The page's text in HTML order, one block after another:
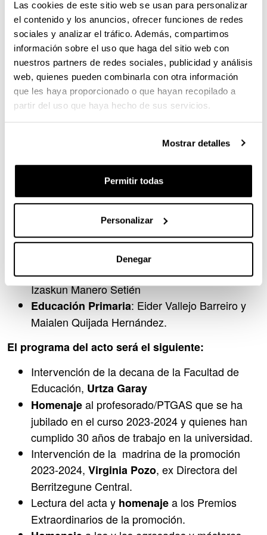
Las cookies de este sitio web se usan para personalizar
el contenido y los anuncios, ofrecer funciones de redes
sociales y analizar el tráfico. Además, compartimos
información sobre el uso que haga del sitio web con
nuestros partners de redes sociales, publicidad y análisis
web, quienes pueden combinarla con otra información
que les haya proporcionado o que hayan recopilado a
partir del uso que haya hecho de sus servicios.
Mostrar detalles
Permitir todas
Personalizar
Denegar
educación.
Se han graduado un total de 428 personas.
En elGrado de Educación social, 102;
En elGrado de Educación Infantil, 143;
En elGrado de Educación Primaria, 183.
ElMáster Universitario en Psicodidáctica
han concluido 20 personas.
Master Universitario en Tecnología,
Aprendizaje y Educación
Por otra parte, serán reconocidas con el premio
extraordinario de su promoción:
Educación Social: Miren Benigno Vélez y Ane
Educación Infantil: Lucia García Agüero e
Izaskun Manero Setién
Educación Primaria: Eider Vallejo Barreiro y
Maialen Quijada Hernández.
El programa del acto será el siguiente:
Intervención de la decana de la Facultad de
Educación, Urtza Garay
Homenajeal profesorado/PTGAS que se ha
jubilado en el curso 2023-2024 y quienes han
cumplido 30 años de trabajo en la universidad.
Intervención de la madrina de la promoción
2023-2024, Virginia Pozo, ex Directora del
Berritzegune Central.
Lectura del acta y homenajea los Premios
Extraordinarios de la promoción.